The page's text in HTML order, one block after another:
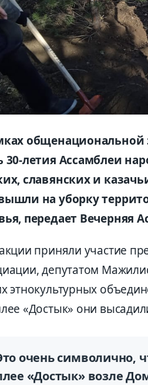
общенациональной
30-летия Ассамблеи
славянских и
на уборку
передает Вечерняя
приняли участие
депутатом
этнокультурных
«Достык» они
очень символично,
«Достык» возле